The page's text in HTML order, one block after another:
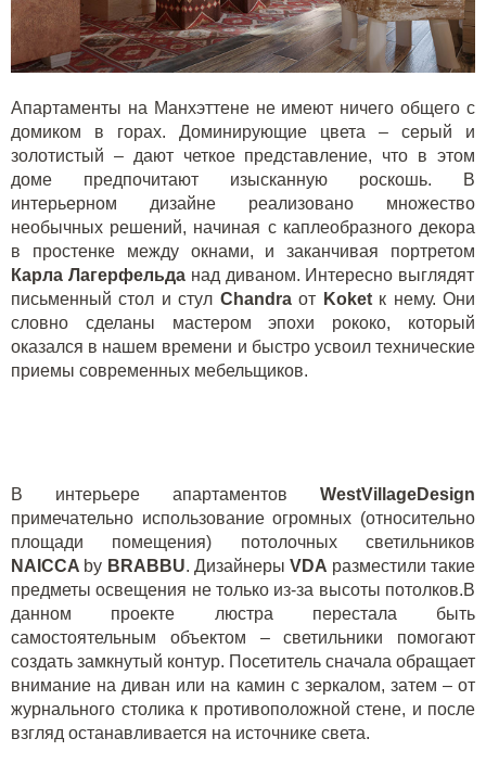
Апартаменты на Манхэттене не имеют ничего общего с
домиком в горах. Доминирующие цвета – серый и
золотистый – дают четкое представление, что в этом
доме предпочитают изысканную роскошь. В
интерьерном дизайне реализовано множество
необычных решений, начиная с каплеобразного декора
в простенке между окнами, и заканчивая портретом
Карла Лагерфельда над диваном. Интересно выглядят
письменный стол и стул Chandraот Koket к нему. Они
словно сделаны мастером эпохи рококо, который
оказался в нашем времени и быстро усвоил технические
приемы современных мебельщиков.
В интерьере апартаментов WestVillageDesign
примечательно использование огромных (относительно
площади помещения) потолочных светильников
NAICCA by BRABBU. ДизайнерыVDA разместили такие
предметы освещения не только из-за высоты потолков.В
данном проекте люстра перестала быть
самостоятельным объектом – светильники помогают
создать замкнутый контур. Посетитель сначала обращает
внимание на диван или на камин с зеркалом, затем – от
журнального столика к противоположной стене, и после
взгляд останавливается на источнике света.